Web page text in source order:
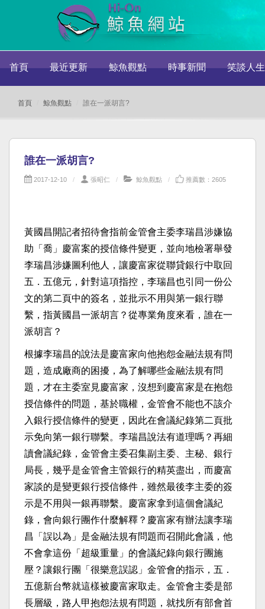
首頁 最近更新 鯨魚觀點 時事新聞 笑談人生
首頁 鯨魚觀點 誰在一派胡言?
誰在一派胡言?
2017-12-10 張昭仁 鯨魚觀點 推薦數：2605
黃國昌開記者招待會指前金管會主委李瑞昌涉嫌協
助「喬」慶富案的授信條件變更，並向地檢署舉發
李瑞昌涉嫌圖利他人，讓慶富家從聯貸銀行中取回
五．五億元，針對這項指控，李瑞昌也引同一份公
文的第二頁中的簽名，並批示不用與第一銀行聯
繫，指黃國昌一派胡言？從專業角度來看，誰在一
派胡言？
根據李瑞昌的說法是慶富家向他抱怨金融法規有問
題，造成廠商的困擾，為了解哪些金融法規有問
題，才在主委室見慶富家，沒想到慶富家是在抱怨
授信條件的問題，基於職權，金管會不能也不該介
入銀行授信條件的變更，因此在會議紀錄第二頁批
示免向第一銀行聯繫。李瑞昌說法有道理嗎？再細
讀會議紀錄，金管會主委召集副主委、主秘、銀行
局長，幾乎是金管會主管銀行的精英盡出，而慶富
家談的是變更銀行授信條件，雖然最後李主委的簽
示是不用與一銀再聯繫。慶富家拿到這個會議紀
錄，會向銀行團作什麼解釋？慶富家有辦法讓李瑞
昌「誤以為」是金融法規有問題而召開此會議，他
不會拿這份「超級重量」的會議紀錄向銀行團施
壓？讓銀行團「很樂意誤認」金管會的指示，五．
五億新台幣就這樣被慶富家取走。金管會主委是部
長層級，路人甲抱怨法規有問題，就找所有部會首